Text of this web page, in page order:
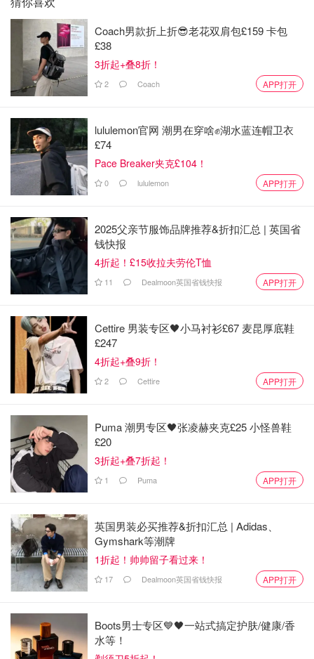
Coach男款折上折😎老花双肩包£159 卡包
£38
3折起+叠8折！
2 Coach APP打开
lululemon官网 潮男在穿啥✊湖水蓝连帽卫衣
£74
Pace Breaker夹克£104！
0 lululemon APP打开
2025父亲节服饰品牌推荐&折扣汇总 | 英国省
钱快报
4折起！£15收拉夫劳伦T恤
11 Dealmoon英国省钱快报 APP打开
Cettire 男装专区🖤小马衬衫£67 麦昆厚底鞋
£247
4折起+叠9折！
2 Cettire APP打开
Puma 潮男专区🖤张凌赫夹克£25 小怪兽鞋
£20
3折起+叠7折起！
1 Puma APP打开
英国男装必买推荐&折扣汇总 | Adidas、
Gymshark等潮牌
1折起！帅帅留子看过来！
17 Dealmoon英国省钱快报 APP打开
Boots男士专区💙🖤一站式搞定护肤/健康/香
水等！